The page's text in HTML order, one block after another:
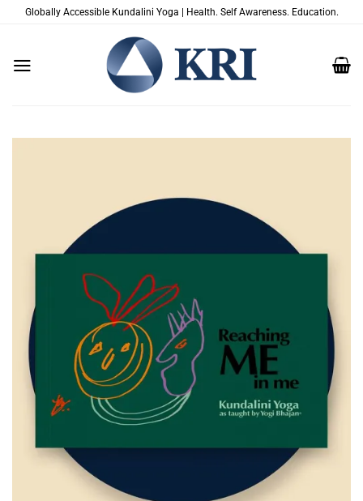
PasserGlobally Accessible Kundalini Yoga | Health. Self Awareness. Education.